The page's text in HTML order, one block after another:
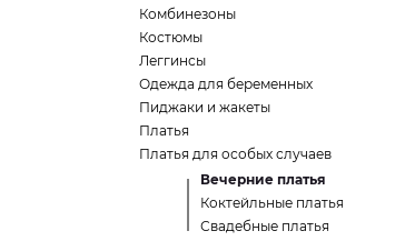
Комбинезоны
Костюмы
Леггинсы
Одежда для беременных
Пиджаки и жакеты
Платья
Платья для особых случаев
Вечерние платья
Коктейльные платья
Свадебные платья